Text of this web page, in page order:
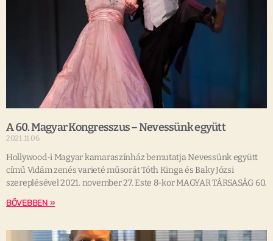
A 60. Magyar Kongresszus – Nevessünk együtt
2021.11.06.
Hollywood-i Magyar kamaraszínház bemutatja Nevessünk együtt
című Vidám zenés varieté műsorát Tóth Kinga és Baky Józsi
szereplésével 2021. november 27. Este 8-kor MAGYAR TÁRSASÁG 60.
BŐVEBBEN »